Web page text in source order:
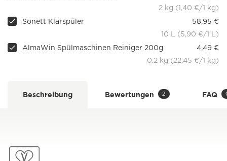
2 kg (1,40 €/1 kg)
Sonett Klarspüler
58,95 €
10 L (5,90 €/1 L)
AlmaWin Spülmaschinen Reiniger 200g
4,49 €
0.2 kg (22,45 €/1 kg)
Beschreibung Bewertungen 2 FAQ